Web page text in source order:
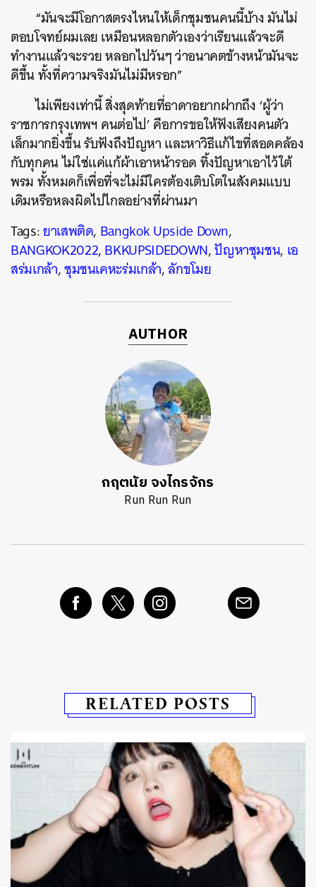
“มันจะมีโอกาสตรงไหนให้เด็กชุมชนคนนี้บ้าง มันไม่
ตอบโจทย์ผมเลย เหมือนหลอกตัวเองว่าเรียนแล้วจะดี
ทำงานแล้วจะรวย หลอกไปวันๆ ว่าอนาคตข้างหน้ามันจะ
ดีขึ้น ทั้งที่ความจริงมันไม่มีหรอก”
ไม่เพียงเท่านี้ สิ่งสุดท้ายที่ธาดาอยากฝากถึง ‘ผู้ว่า
ราชการกรุงเทพฯ คนต่อไป’ คือการขอให้ฟังเสียงคนตัว
เล็กมากยิ่งขึ้น รับฟังถึงปัญหา และหาวิธีแก้ไขที่สอดคล้อง
กับทุกคน ไม่ใช่แค่แก้ผ้าเอาหน้ารอด ทิ้งปัญหาเอาไว้ใต้
พรม ทั้งหมดก็เพื่อที่จะไม่มีใครต้องเติบโตในสังคมแบบ
เดิมหรือหลงผิดไปไกลอย่างที่ผ่านมา
Tags:ยาเสพติด, Bangkok Upside Down,
BANGKOK2022,BKKUPSIDEDOWN,ปัญหาชุมชน, เอ
สร่มเกล้า,ชุมชนเคหะร่มเกล้า,ลักขโมย
AUTHOR
กฤตนัย จงไกรจักร
Run Run Run
RELATED POSTS